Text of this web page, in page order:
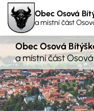
Obec Osová
a místní část
Obec Osová
a místní část Osová